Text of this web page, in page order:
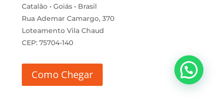
Catalão • Goiás • Brasil
Rua Ademar Camargo, 370
Loteamento Vila Chaud
CEP: 75704-140
Como Chegar